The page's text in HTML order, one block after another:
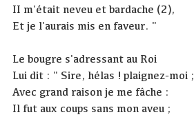
II m'était neveu et bardache (2),
Et je l'aurais mis en faveur. "
Le bougre s'adressant au Roi
Lui dit : " Sire, hélas ! plaignez-moi ;
Avec grand raison je me fâche :
Il fut aux coups sans mon aveu ;